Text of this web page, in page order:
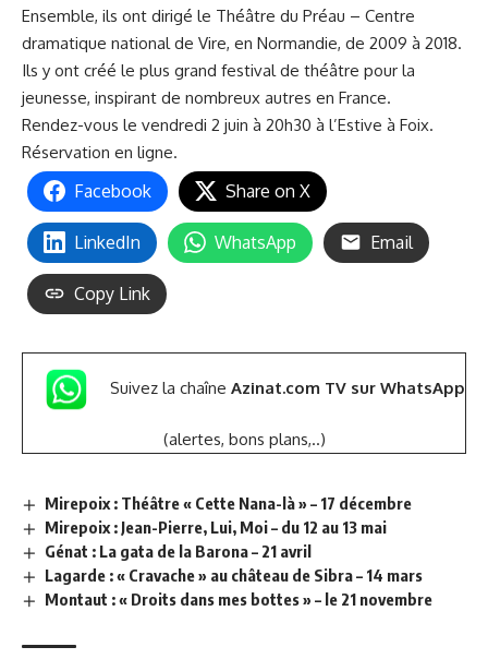
Ensemble, ils ont dirigé le Théâtre du Préau – Centre
dramatique national de Vire, en Normandie, de 2009 à 2018.
Ils y ont créé le plus grand festival de théâtre pour la
jeunesse, inspirant de nombreux autres en France.
Rendez-vous le vendredi 2 juin à 20h30 à l’Estive à Foix.
Réservation en ligne.
Facebook Share on X
LinkedIn WhatsApp Email
Copy Link
Suivez la chaîne Azinat.com TV sur WhatsApp
(alertes, bons plans,..)
Mirepoix : Théâtre « Cette Nana-là » – 17 décembre
Mirepoix : Jean-Pierre, Lui, Moi – du 12 au 13 mai
Génat : La gata de la Barona – 21 avril
Lagarde : « Cravache » au château de Sibra – 14 mars
Montaut : « Droits dans mes bottes » – le 21 novembre